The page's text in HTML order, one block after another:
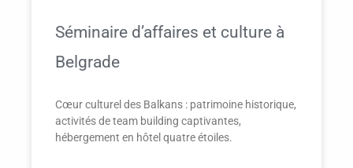
Séminaire d’affaires et culture à
Belgrade
Cœur culturel des Balkans : patrimoine historique,
activités de team building captivantes,
hébergement en hôtel quatre étoiles.